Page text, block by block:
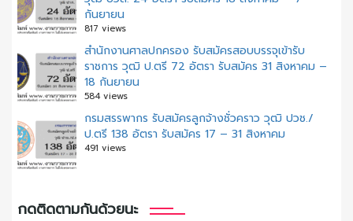
กันยายน
817 views
สํานักงานศาลปกครอง รับสมัครสอบบรรจุเข้ารับ
ราชการ วุฒิ ป.ตรี 72 อัตรา รับสมัคร 31 สิงหาคม –
18 กันยายน
584 views
กรมสรรพากร รับสมัครลูกจ้างชั่วคราว วุฒิ ปวช./
ป.ตรี 138 อัตรา รับสมัคร 17 – 31 สิงหาคม
491 views
กดติดตามกันด้วยนะ